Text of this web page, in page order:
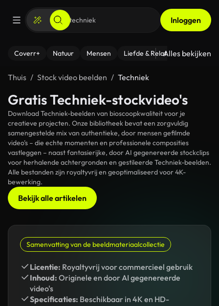
Inloggen
Coverr+ Natuur Mensen Liefde & Relaties - Fitness
Alles bekijken
Thuis Stock video beelden Techniek
Gratis Techniek-stockvideo's
Download Techniek-beelden van bioscoopkwaliteit voor je
creatieve projecten. Onze bibliotheek bevat een zorgvuldig
samengestelde mix van authentieke, door mensen gefilmde
video's – die echte momenten en professionele composities
vastleggen – naast fantasierijke, door AI gegenereerde stockclips
voor herhalende achtergronden en gestileerde Techniek-beelden.
Alle bestanden zijn royaltyvrij en geoptimaliseerd voor 4K-
bewerking.
Bekijk alle artikelen
Samenvatting van de beeldmateriaalcollectie
Licentie: Royaltyvrij voor commercieel gebruik
Inhoud: Originele en door AI gegenereerde
video's
Specificaties: Beschikbaar in 4K en HD-